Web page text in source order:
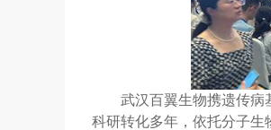
武汉百翼生物携遗传病
科研转化多年，依托分子